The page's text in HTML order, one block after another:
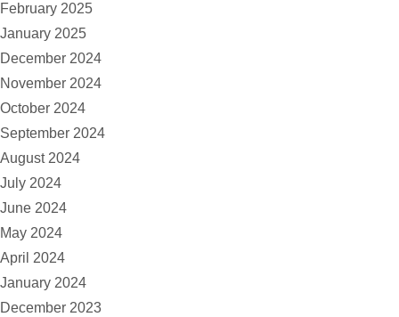
February 2025
January 2025
December 2024
November 2024
October 2024
September 2024
August 2024
July 2024
June 2024
May 2024
April 2024
January 2024
December 2023